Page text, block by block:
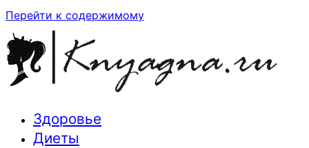
Перейти к содержимому
Траектория здоровья и красоты
Здоровье
Диеты